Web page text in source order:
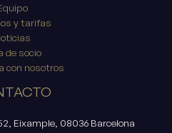
y tarifas
de socio
con nosotros
Eixample, 08036 Barcelona